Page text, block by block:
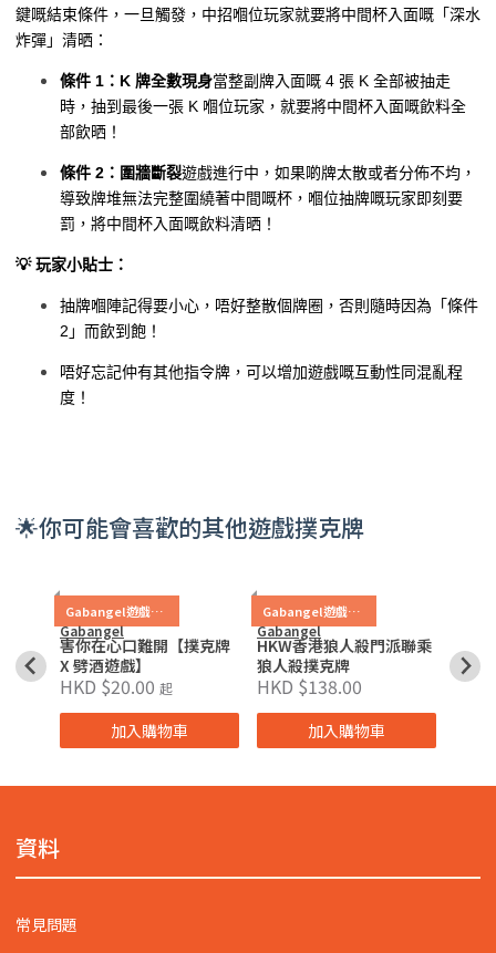
鍵嘅結束條件，一旦觸發，中招嗰位玩家就要將中間杯入面嘅「深水
炸彈」清晒：
條件 1：K 牌全數現身當整副牌入面嘅 4 張 K 全部被抽走
時，抽到最後一張 K 嗰位玩家，就要將中間杯入面嘅飲料全
部飲晒！
條件 2：圍牆斷裂遊戲進行中，如果啲牌太散或者分佈不均，
導致牌堆無法完整圍繞著中間嘅杯，嗰位抽牌嘅玩家即刻要
罰，將中間杯入面嘅飲料清晒！
💡 玩家小貼士：
抽牌嗰陣記得要小心，唔好整散個牌圈，否則隨時因為「條件
2」而飲到飽！
唔好忘記仲有其他指令牌，可以增加遊戲嘅互動性同混亂程
度！
🌟你可能會喜歡的其他遊戲撲克牌
Gabangel遊戲卡套裝
Gabangel
害你在心口難開【撲克牌
X 劈酒遊戲】
HKD $20.00 起
加入購物車
Gabangel遊戲卡套裝
Gabangel
HKW香港狼人殺門派聯乘
狼人殺撲克牌
HKD $138.00
加入購物車
資料
常見問題